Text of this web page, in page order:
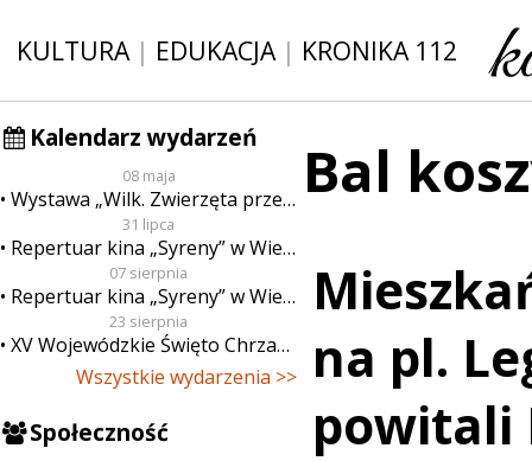
KULTURA| EDUKACJA| KRONIKA 112
Kalendarz wydarzeń
08 maja
Wystawa „Wilk. Zwierzęta przeklęte”
31 lipca
Repertuar kina „Syreny” w Wieluniu w dn. od 31 lipca do 6 sierpnia
07 sierpnia
Repertuar kina „Syreny” w Wieluniu w dn. od 7 do 13 sierpnia
23 sierpnia
XV Wojewódzkie Święto Chrzanu
Wszystkie wydarzenia >>
Społeczność
Bal
na pl.
powitali